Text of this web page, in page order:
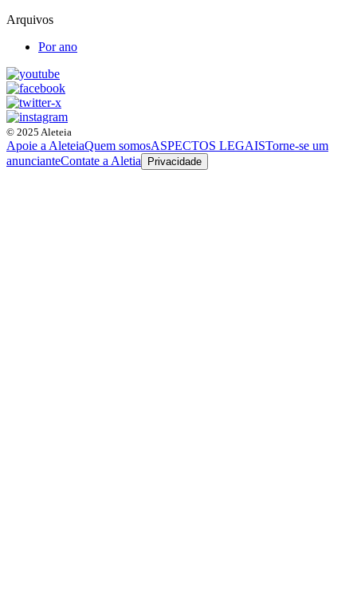
Arquivos
Por ano
© 2025 Aleteia
Apoie a AleteiaQuem somosASPECTOS LEGAISTorne-se um
anuncianteContate a Aletia Privacidade